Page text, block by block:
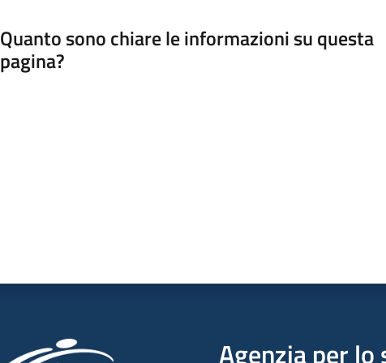
Quanto sono chiare le informazioni su questa
pagina?
Agenzia per lo